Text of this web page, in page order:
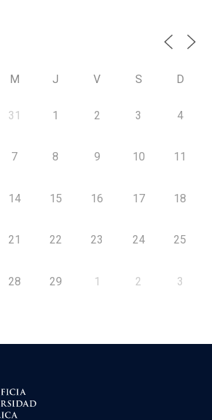
M J V S D
31 1 2 3 4
7 8 9 10 11
14 15 16 17 18
21 22 23 24 25
28 29 1 2 3